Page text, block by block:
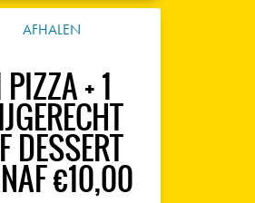
AFHALEN
PIZZA + 1
DESSERT
€10,00